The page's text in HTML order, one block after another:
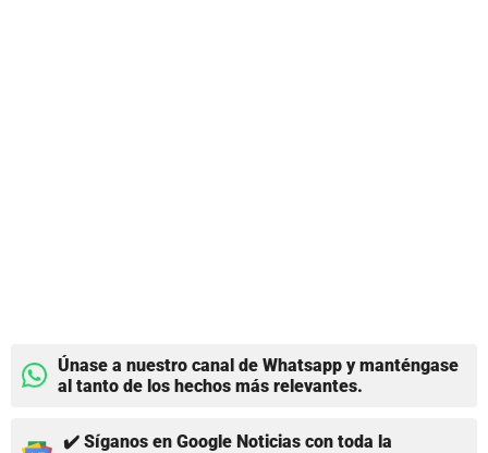
Únase a nuestro canal de Whatsapp y manténgase
al tanto de los hechos más relevantes.
✔️ Síganos en Google Noticias con toda la